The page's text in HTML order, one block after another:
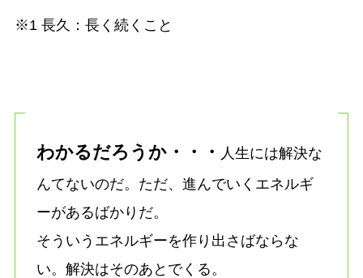
※1 長久：長く続くこと
わかるだろうか・・・ 人生には解決な
んてないのだ。ただ、進んでいくエネルギ
ーがあるばかりだ。
そういうエネルギーを作り出さばならな
い。解決はそのあとでくる。